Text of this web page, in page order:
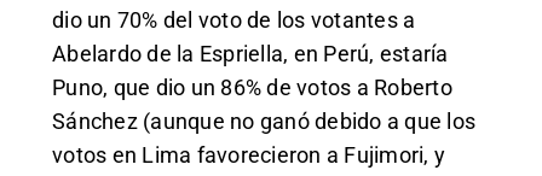
dio un 70% del voto de los votantes a
Abelardo de la Espriella, en Perú, estaría
Puno, que dio un 86% de votos a Roberto
Sánchez (aunque no ganó debido a que los
votos en Lima favorecieron a Fujimori, y